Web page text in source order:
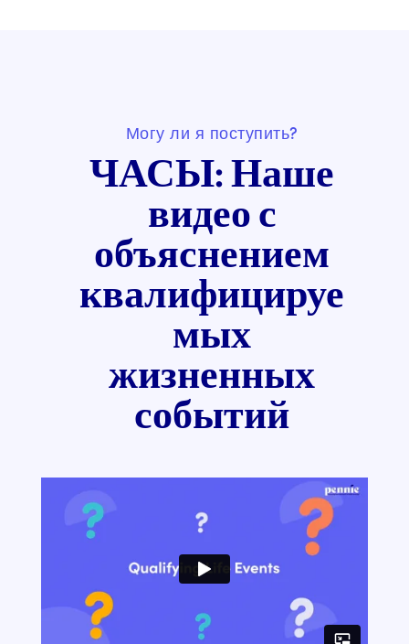
Могу ли я поступить?
ЧАСЫ: Наше
видео с
объяснением
квалифицируе
мых
жизненных
событий